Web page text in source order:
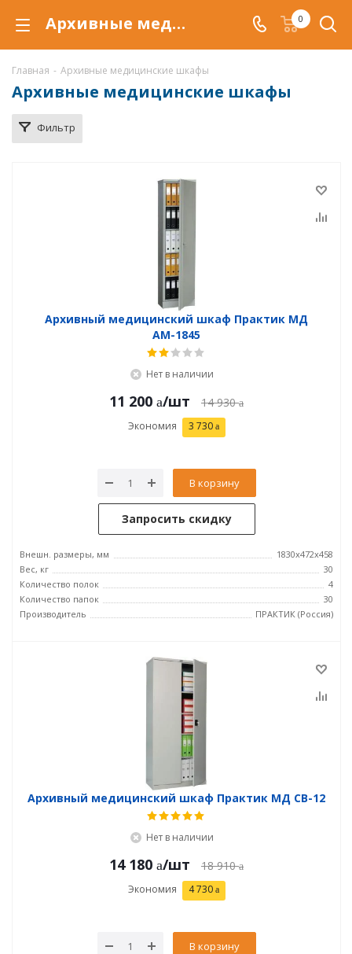
Архивные медицинские шкафы Практик купить по низкой цене в Магнитогорске 0
Главная - Архивные медицинские шкафы
Архивные медицинские шкафы
Фильтр
Архивный медицинский шкаф Практик МД
АМ-1845
Нет в наличии
11 200 /шт 14 930
Экономия 3 730
В корзину
Запросить скидку
Внешн. размеры, мм
1830x472x458
Вес, кг
30
Количество полок
4
Количество папок
30
Производитель
ПРАКТИК (Россия)
Архивный медицинский шкаф Практик МД CB-12
Нет в наличии
14 180 /шт 18 910
Экономия 4 730
В корзину